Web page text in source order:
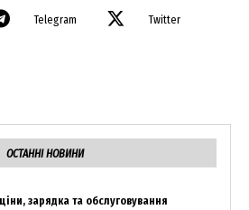
Telegram Twitter
ОСТАННІ НОВИНИ
зарядка та обслуговування